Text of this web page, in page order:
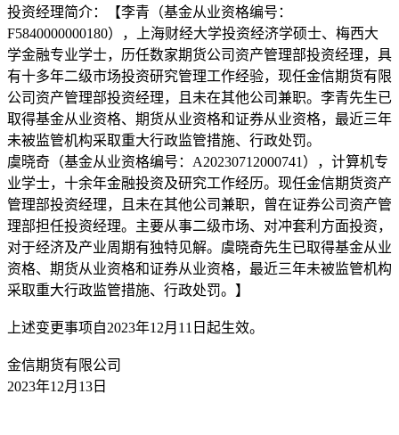
投资经理简介：【李青（基金从业资格编号：
F5840000000180），上海财经大学投资经济学硕士、梅西大
学金融专业学士，历任数家期货公司资产管理部投资经理，具
有十多年二级市场投资研究管理工作经验，现任金信期货有限
公司资产管理部投资经理，且未在其他公司兼职。李青先生已
取得基金从业资格、期货从业资格和证券从业资格，最近三年
未被监管机构采取重大行政监管措施、行政处罚。
虞晓奇（基金从业资格编号：A20230712000741），计算机专
业学士，十余年金融投资及研究工作经历。现任金信期货资产
管理部投资经理，且未在其他公司兼职，曾在证券公司资产管
理部担任投资经理。主要从事二级市场、对冲套利方面投资，
对于经济及产业周期有独特见解。虞晓奇先生已取得基金从业
资格、期货从业资格和证券从业资格，最近三年未被监管机构
采取重大行政监管措施、行政处罚。】
上述变更事项自2023年12月11日起生效。
金信期货有限公司
2023年12月13日